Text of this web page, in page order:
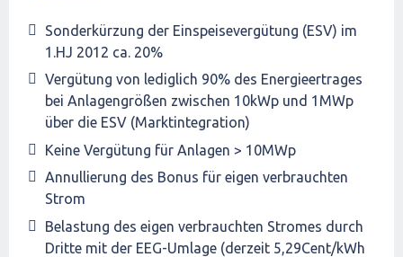
Sonderkürzung der Einspeisevergütung (ESV) im
1.HJ 2012 ca. 20%
Vergütung von lediglich 90% des Energieertrages
bei Anlagengrößen zwischen 10kWp und 1MWp
über die ESV (Marktintegration)
Keine Vergütung für Anlagen > 10MWp
Annullierung des Bonus für eigen verbrauchten
Strom
Belastung des eigen verbrauchten Stromes durch
Dritte mit der EEG-Umlage (derzeit 5,29Cent/kWh